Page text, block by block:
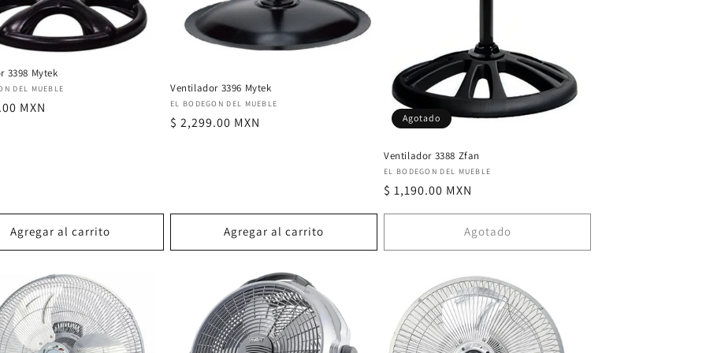
3398 Mytek
DEL MUEBLE
MXN
Agregar al carrito
Ventilador 3396 Mytek
Proveedor:
EL BODEGON DEL MUEBLE
Precio
$ 2,299.00 MXN
Agregar al carrito
Agotado
Ventilador 3388 Zfan
Proveedor:
EL BODEGON DEL MUEBLE
Precio
$ 1,190.00 MXN
Agotado